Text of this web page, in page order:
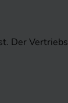
Der